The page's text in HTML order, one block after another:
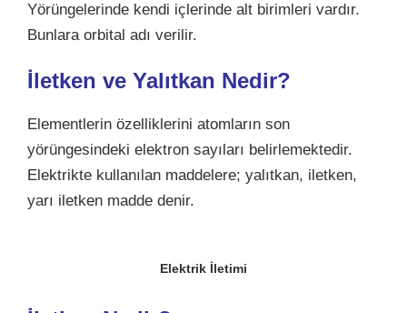
Yörüngelerinde kendi içlerinde alt birimleri vardır.
Bunlara orbital adı verilir.
İletken ve Yalıtkan Nedir?
Elementlerin özelliklerini atomların son
yörüngesindeki elektron sayıları belirlemektedir.
Elektrikte kullanılan maddelere; yalıtkan, iletken,
yarı iletken madde denir.
Elektrik İletimi